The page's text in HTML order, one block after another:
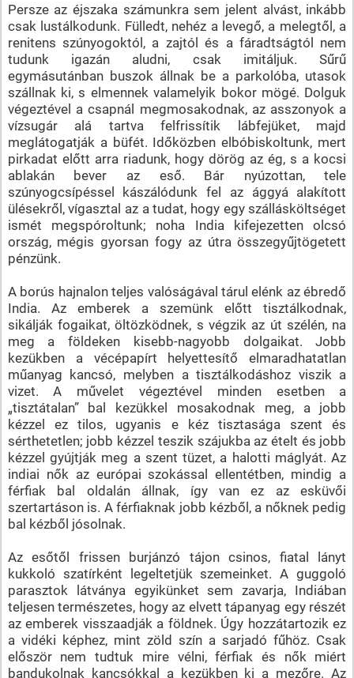
Persze az éjszaka számunkra sem jelent alvást, inkább
csak lustálkodunk. Fülledt, nehéz a levegő, a melegtől, a
renitens szúnyogoktól, a zajtól és a fáradtságtól nem
tudunk igazán aludni, csak imitáljuk. Sűrű
egymásutánban buszok állnak be a parkolóba, utasok
szállnak ki, s elmennek valamelyik bokor mögé. Dolguk
végeztével a csapnál megmosakodnak, az asszonyok a
vízsugár alá tartva felfrissítik lábfejüket, majd
meglátogatják a büfét. Időközben elbóbiskoltunk, mert
pirkadat előtt arra riadunk, hogy dörög az ég, s a kocsi
ablakán bever az eső. Bár nyúzottan, tele
szúnyogcsípéssel kászálódunk fel az ággyá alakított
ülésekről, vígasztal az a tudat, hogy egy szállásköltséget
ismét megspóroltunk; noha India kifejezetten olcsó
ország, mégis gyorsan fogy az útra összegyűjtögetett
pénzünk.
A borús hajnalon teljes valóságával tárul elénk az ébredő
India. Az emberek a szemünk előtt tisztálkodnak,
sikálják fogaikat, öltözködnek, s végzik az út szélén, na
meg a földeken kisebb-nagyobb dolgaikat. Jobb
kezükben a vécépapírt helyettesítő elmaradhatatlan
műanyag kancsó, melyben a tisztálkodáshoz viszik a
vizet. A művelet végeztével minden esetben a
„tisztátalan” bal kezükkel mosakodnak meg, a jobb
kézzel ez tilos, ugyanis e kéz tisztasága szent és
sérthetetlen; jobb kézzel teszik szájukba az ételt és jobb
kézzel gyújtják meg a szent tüzet, a halotti máglyát. Az
indiai nők az európai szokással ellentétben, mindig a
férfiak bal oldalán állnak, így van ez az esküvői
szertartáson is. A férfiaknak jobb kézből, a nőknek pedig
bal kézből jósolnak.
Az esőtől frissen burjánzó tájon csinos, fiatal lányt
kukkoló szatírként legeltetjük szemeinket. A guggoló
parasztok látványa egyikünket sem zavarja, Indiában
teljesen természetes, hogy az elvett tápanyag egy részét
az emberek visszaadják a földnek. Úgy hozzátartozik ez
a vidéki képhez, mint zöld szín a sarjadó fűhöz. Csak
először nem tudtuk mire vélni, férfiak és nők miért
bandukolnak kancsókkal a kezükben ki a mezőre. Az